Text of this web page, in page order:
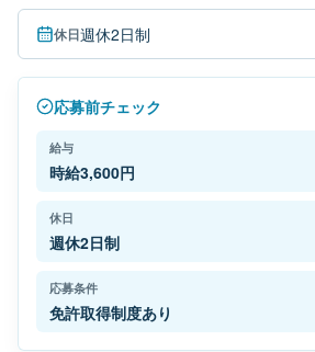
休日週休2日制
応募前チェック
給与
時給3,600円
休日
週休2日制
応募条件
免許取得制度あり